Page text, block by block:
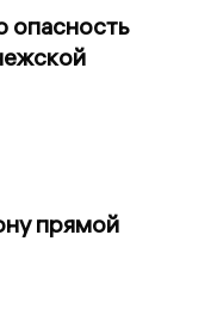
опасность
прямой